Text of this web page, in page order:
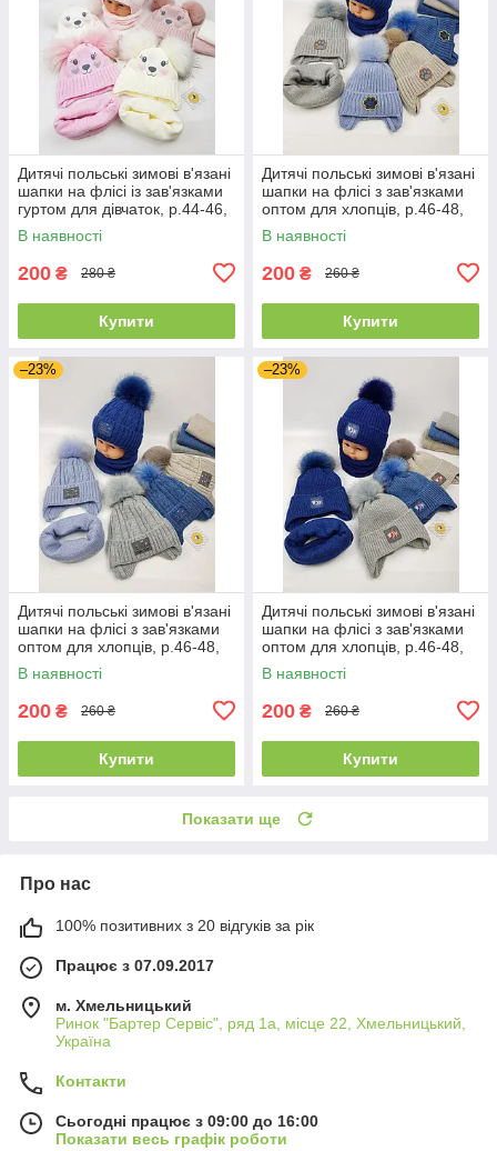
Дитячі польські зимові в'язані
шапки на флісі із зав'язками
гуртом для дівчаток, р.44-46,
Ambra (Польща)
В наявності
200 ₴ 280 ₴
Купити
Дитячі польські зимові в'язані
шапки на флісі з зав'язками
оптом для хлопців, р.46-48,
Ambra (Польща)
В наявності
200 ₴ 260 ₴
Купити
–23%
Дитячі польські зимові в'язані
шапки на флісі з зав'язками
оптом для хлопців, р.46-48,
Ambra (Польща)
В наявності
200 ₴ 260 ₴
Купити
–23%
Дитячі польські зимові в'язані
шапки на флісі з зав'язками
оптом для хлопців, р.46-48,
Ambra (Польща)
В наявності
200 ₴ 260 ₴
Купити
Показати ще
Про нас
100% позитивних з 20 відгуків за рік
Працює з 07.09.2017
м. Хмельницький
Ринок "Бартер Сервіс", ряд 1а, місце 22, Хмельницький,
Україна
Контакти
Сьогодні працює з 09:00 до 16:00
Показати весь графік роботи